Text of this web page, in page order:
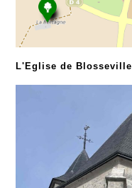
L'Eglise de Blosseville